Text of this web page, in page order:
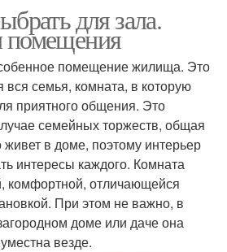
для зала.
помещения
помещение жилища. Это
вся семья, комната, в которую
приятного общения. Это
семейных торжеств, общая
живет в доме, поэтому интерьер
интересы каждого. Комната
комфортной, отличающейся
При этом не важно, в
доме или даче она
везде.